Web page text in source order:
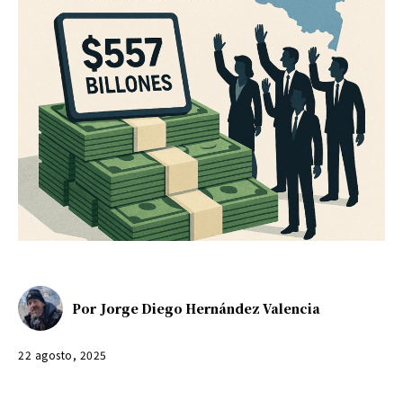
Por Jorge Diego Hernández Valencia
22 agosto, 2025